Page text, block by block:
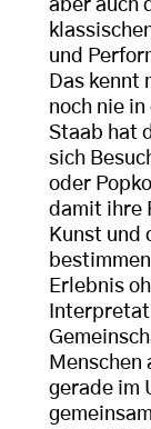
aber auch
und
Das kennt
noch nie
Staab hat
sich
oder
damit ihre
Kunst und
Erlebnis
Menschen
gerade im